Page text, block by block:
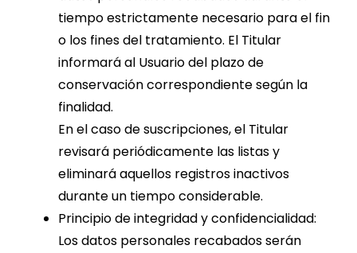
tiempo estrictamente necesario para el fin
o los fines del tratamiento. El Titular
informará al Usuario del plazo de
conservación correspondiente según la
finalidad.
En el caso de suscripciones, el Titular
revisará periódicamente las listas y
eliminará aquellos registros inactivos
durante un tiempo considerable.
Principio de integridad y confidencialidad:
Los datos personales recabados serán